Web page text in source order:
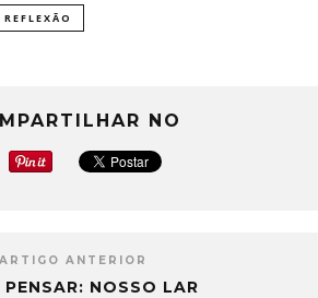
REFLEXÃO
NO
ARTIGO ANTERIOR
PENSAR: NOSSO LAR